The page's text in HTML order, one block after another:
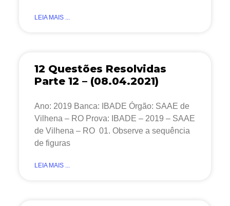
LEIA MAIS ...
12 Questões Resolvidas
Parte 12 – (08.04.2021)
Ano: 2019 Banca: IBADE Órgão: SAAE de
Vilhena – RO Prova: IBADE – 2019 – SAAE
de Vilhena – RO 01. Observe a sequência
de figuras
LEIA MAIS ...